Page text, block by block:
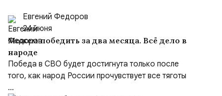
Евгений Федоров
24 июня
Можем победить за два месяца. Всё дело в
народе
Победа в СВО будет достигнута только после
того, как народ России прочувствует все тяготы
...